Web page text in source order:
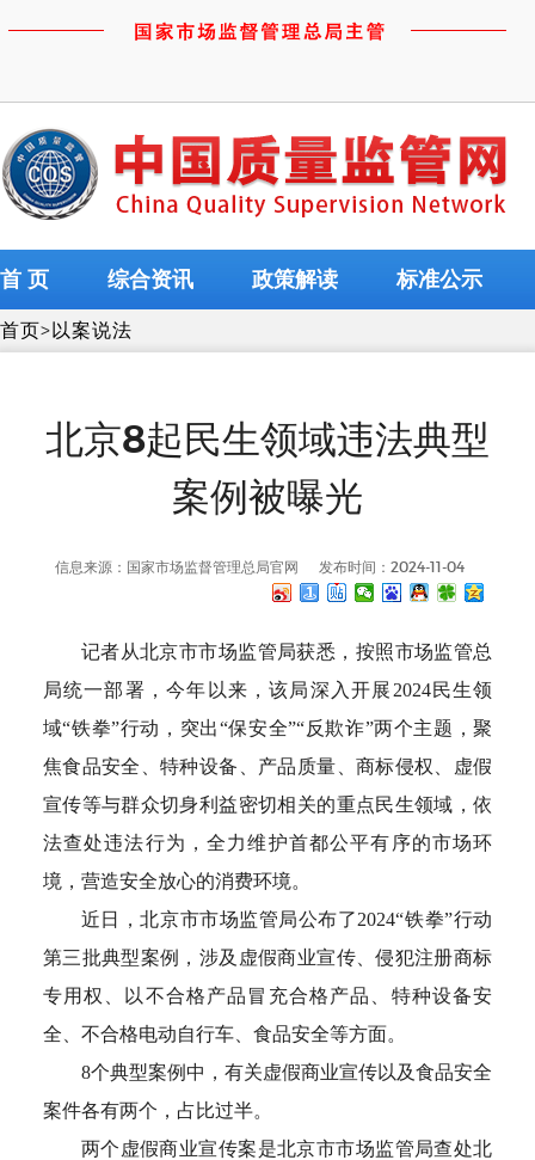
首 页 综合资讯 政策解读 标准公示
首页>以案说法
北京8起民生领域违法典型
案例被曝光
信息来源：国家市场监督管理总局官网 发布时间：2024-11-04
记者从北京市市场监管局获悉，按照市场监管总
局统一部署，今年以来，该局深入开展2024民生领
域“铁拳”行动，突出“保安全”“反欺诈”两个主题，聚
焦食品安全、特种设备、产品质量、商标侵权、虚假
宣传等与群众切身利益密切相关的重点民生领域，依
法查处违法行为，全力维护首都公平有序的市场环
境，营造安全放心的消费环境。
近日，北京市市场监管局公布了2024“铁拳”行动
第三批典型案例，涉及虚假商业宣传、侵犯注册商标
专用权、以不合格产品冒充合格产品、特种设备安
全、不合格电动自行车、食品安全等方面。
8个典型案例中，有关虚假商业宣传以及食品安全
案件各有两个，占比过半。
两个虚假商业宣传案是北京市市场监管局查处北